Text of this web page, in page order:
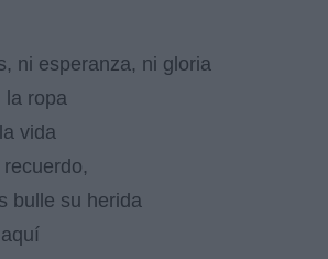
ni esperanza, ni gloria
la ropa
vida
bulle su herida